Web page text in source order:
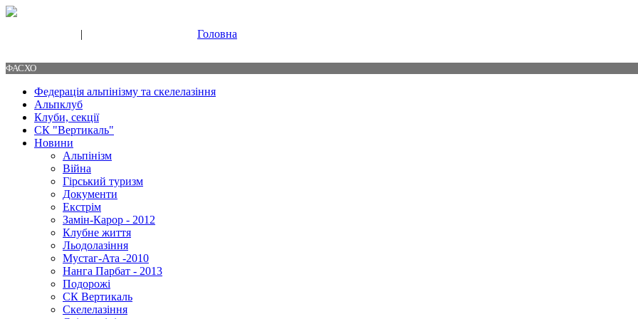
| Головна
ФАСХО
Федерація альпінізму та скелелазіння
Альпклуб
Клуби, секції
СК "Вертикаль"
Новини
Альпінізм
Війна
Гірський туризм
Документи
Екстрім
Замін-Карор - 2012
Клубне життя
Льодолазіння
Мустаг-Ата -2010
Нанга Парбат - 2013
Подорожі
СК Вертикаль
Скелелазіння